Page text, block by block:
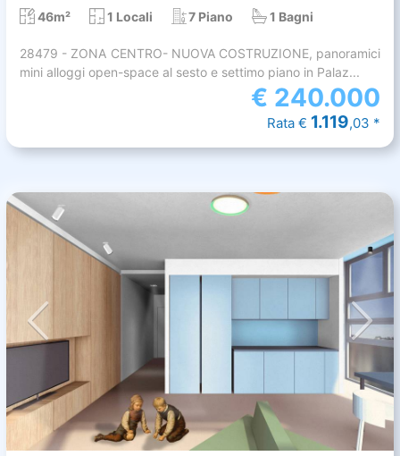
46m² 1 Locali 7 Piano 1 Bagni
28479 - ZONA CENTRO- NUOVA COSTRUZIONE, panoramici
mini alloggi open-space al sesto e settimo piano in Palaz...
€ 240.000
Rata € 1.119,03 *